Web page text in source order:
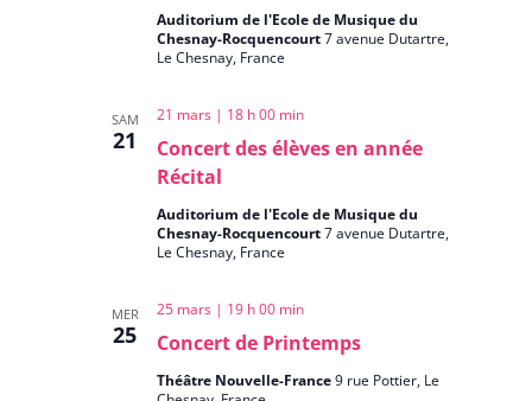
Auditorium de l'Ecole de Musique du
Chesnay-Rocquencourt7 avenue Dutartre,
Le Chesnay, France
SAM
21
Concert des élèves en année
Récital
21 mars | 18 h 00 min
Auditorium de l'Ecole de Musique du
Chesnay-Rocquencourt7 avenue Dutartre,
Le Chesnay, France
MER
25 Concert de Printemps
25 mars | 19 h 00 min
Théâtre Nouvelle-France9 rue Pottier, Le